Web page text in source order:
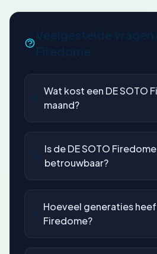
Wat kost een DE SOTO
maand?
Is de DE SOTO Firedome
betrouwbaar?
Hoeveel generaties
Firedome?